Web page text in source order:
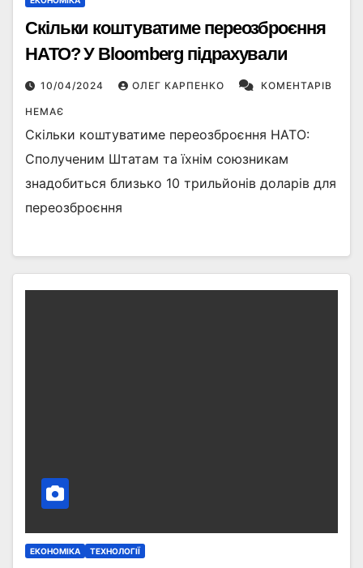
Скільки коштуватиме переозброєння
НАТО? У Bloomberg підрахували
10/04/2024 ОЛЕГ КАРПЕНКО КОМЕНТАРІВ
НЕМАЄ
Скільки коштуватиме переозброєння НАТО:
Сполученим Штатам та їхнім союзникам
знадобиться близько 10 трильйонів доларів для
переозброєння
ЕКОНОМІКА ТЕХНОЛОГІЇ